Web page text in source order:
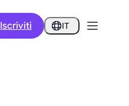
Iscriviti IT